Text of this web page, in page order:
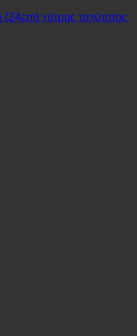
χύτρας ταχύτητος